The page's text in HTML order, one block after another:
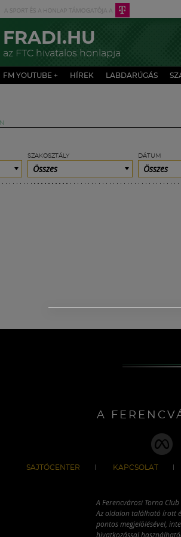
FRADI.HU
az FTC hivatalos honlapja
FM YOUTUBE + HÍREK LABDARÚGÁS
SZAKOSZTÁLY
Összes
DÁTUM
Összes
A
SAJTÓCENTER KAPCSOLAT
A Ferencvárosi Torna
Az oldalon található írott
pontos megjelölésével,
hivatkozással